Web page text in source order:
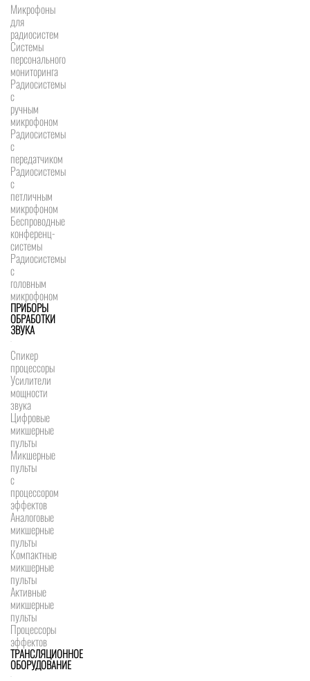
Микрофоны
для
радиосистем
Системы
персонального
мониторинга
Радиосистемы
c
ручным
микрофоном
Радиосистемы
с
передатчиком
Радиосистемы
с
петличным
микрофоном
Беспроводные
конференц-
системы
Радиосистемы
с
головным
микрофоном
ПРИБОРЫ
ОБРАБОТКИ
ЗВУКА
Спикер
процессоры
Усилители
мощности
звука
Цифровые
микшерные
пульты
Микшерные
пульты
с
процессором
эффектов
Аналоговые
микшерные
пульты
Компактные
микшерные
пульты
Активные
микшерные
пульты
Процессоры
эффектов
ТРАНСЛЯЦИОННОЕ
ОБОРУДОВАНИЕ